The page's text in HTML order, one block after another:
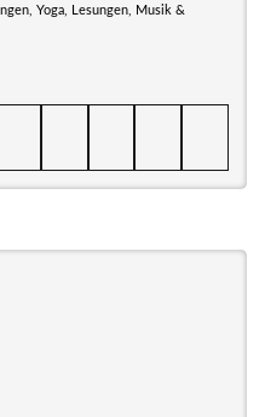
Yoga, Lesungen, Musik &